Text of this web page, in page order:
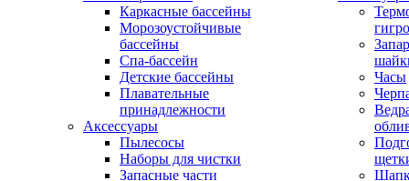
Каркасные бассейны
Морозоустойчивые
бассейны
Спа-бассейн
Детские бассейны
Плавательные
принадлежности
Аксессуары
Пылесосы
Наборы для чистки
Запасные части
Часы